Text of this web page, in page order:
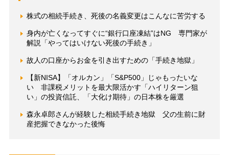
株式の相続手続き、死後の名義変更はこんなに苦労する
身内が亡くなってすぐに“銀行口座凍結”はNG 専門家が
解説「やってはいけない死後の手続き」
故人の口座からお金を引き出すための「手続き地獄」
【新NISA】「オルカン」「S&P500」じゃもったいな
い 非課税メリットを最大限活かす「ハイリターン狙
い」の投資信託、「大化け期待」の日本株を厳選
森永卓郎さんが経験した相続手続き地獄 父の生前に財
産把握できなかった後悔